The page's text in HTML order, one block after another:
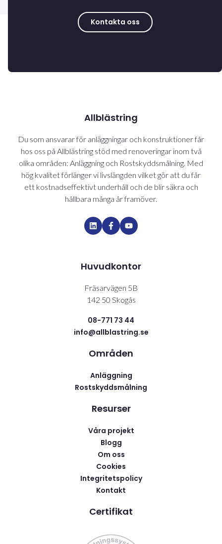
Kontakta oss
Allblästring
Du som ansvarar för anläggningar och konstruktioner får
hos oss på Allblästring stöd med renoveringar inom två
olika områden: Anläggning och Rostskyddsmålning. Med
hög kvalitet förlänger vi livslängden vilket gör att du får
ett kostnadseffektivt underhåll och de blir säkra och
hållbara många år framöver.
Huvudkontor
Fräsarvägen 5B
142 50 Skogås
08-771 73 44
info@allblastring.se
Områden
Anläggning
Rostskyddsmålning
Resurser
Våra projekt
Blogg
Om oss
Cookies
Integritetspolicy
Kontakt
Certifikat